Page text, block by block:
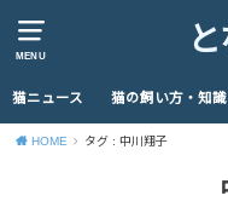
MENU
猫ニュース 猫の飼い方・知識
HOME タグ : 中川翔子